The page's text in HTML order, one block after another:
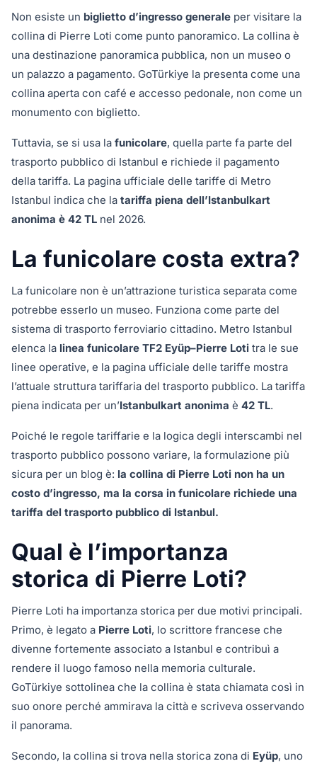
Non esiste un biglietto d’ingresso generale per visitare la
collina di Pierre Loti come punto panoramico. La collina è
una destinazione panoramica pubblica, non un museo o
un palazzo a pagamento. GoTürkiye la presenta come una
collina aperta con café e accesso pedonale, non come un
monumento con biglietto.
Tuttavia, se si usa la funicolare, quella parte fa parte del
trasporto pubblico di Istanbul e richiede il pagamento
della tariffa. La pagina ufficiale delle tariffe di Metro
Istanbul indica che la tariffa piena dell’Istanbulkart
anonima è 42 TL nel 2026.
La funicolare costa extra?
La funicolare non è un’attrazione turistica separata come
potrebbe esserlo un museo. Funziona come parte del
sistema di trasporto ferroviario cittadino. Metro Istanbul
elenca la linea funicolare TF2 Eyüp–Pierre Loti tra le sue
linee operative, e la pagina ufficiale delle tariffe mostra
l’attuale struttura tariffaria del trasporto pubblico. La tariffa
piena indicata per un’Istanbulkart anonima è 42 TL.
Poiché le regole tariffarie e la logica degli interscambi nel
trasporto pubblico possono variare, la formulazione più
sicura per un blog è: la collina di Pierre Loti non ha un
costo d’ingresso, ma la corsa in funicolare richiede una
tariffa del trasporto pubblico di Istanbul.
Qual è l’importanza
storica di Pierre Loti?
Pierre Loti ha importanza storica per due motivi principali.
Primo, è legato a Pierre Loti, lo scrittore francese che
divenne fortemente associato a Istanbul e contribuì a
rendere il luogo famoso nella memoria culturale.
GoTürkiye sottolinea che la collina è stata chiamata così in
suo onore perché ammirava la città e scriveva osservando
il panorama.
Secondo, la collina si trova nella storica zona di Eyüp, uno